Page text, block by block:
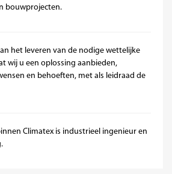
bouwprojecten.
het leveren van de nodige wettelijke
wij u een oplossing aanbieden,
en behoeften, met als leidraad de
Climatex is industrieel ingenieur en